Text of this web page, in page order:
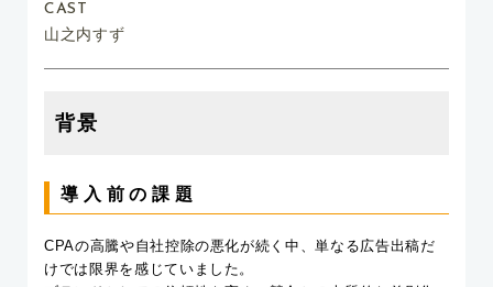
CAST
山之内すず
背景
導入前の課題
CPAの高騰や自社控除の悪化が続く中、単なる広告出稿だ
けでは限界を感じていました。